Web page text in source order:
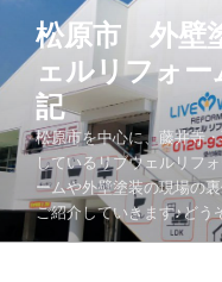
テ
ツ
へ
キ
ッ
松原市 外壁
ェルリフォ
記
松原市を中心に、藤井寺
しているリブウェルリフ
ームや外壁塗装の現場の
ご紹介していきます♪どう